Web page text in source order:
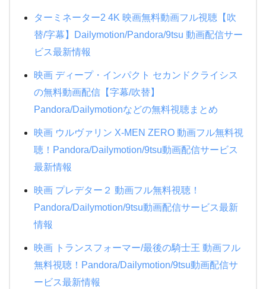
ターミネーター2 4K 映画無料動画フル視聴【吹
替/字幕】Dailymotion/Pandora/9tsu 動画配信サー
ビス最新情報
映画 ディープ・インパクト セカンドクライシス
の無料動画配信【字幕/吹替】
Pandora/Dailymotionなどの無料視聴まとめ
映画 ウルヴァリン X-MEN ZERO 動画フル無料視
聴！Pandora/Dailymotion/9tsu動画配信サービス
最新情報
映画 プレデター２ 動画フル無料視聴！
Pandora/Dailymotion/9tsu動画配信サービス最新
情報
映画 トランスフォーマー/最後の騎士王 動画フル
無料視聴！Pandora/Dailymotion/9tsu動画配信サ
ービス最新情報